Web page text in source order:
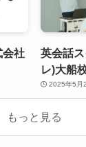
会社
英会話
レ)大船
2025年5月
もっと見る